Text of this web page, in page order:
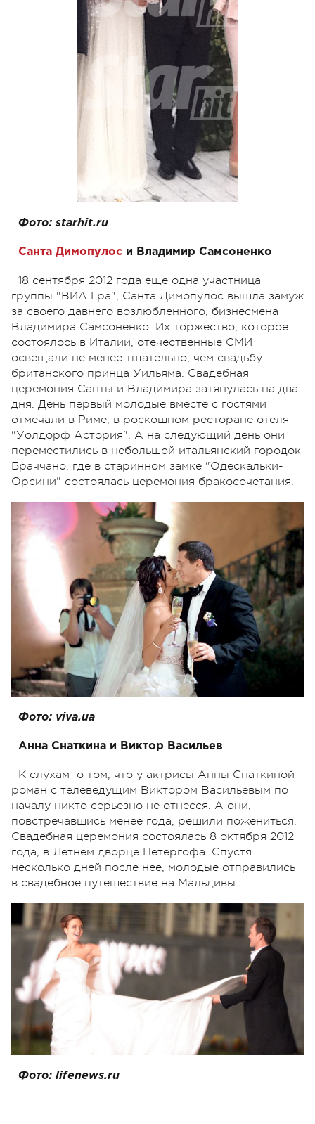
Фото: starhit.ru
Санта Димопулос и Владимир Самсоненко
18 сентября 2012 года еще одна участница
группы "ВИА Гра", Санта Димопулос вышла замуж
за своего давнего возлюбленного, бизнесмена
Владимира Самсоненко. Их торжество, которое
состоялось в Италии, отечественные СМИ
освещали не менее тщательно, чем свадьбу
британского принца Уильяма. Свадебная
церемония Санты и Владимира затянулась на два
дня. День первый молодые вместе с гостями
отмечали в Риме, в роскошном ресторане отеля
"Уолдорф Астория". А на следующий день они
переместились в небольшой итальянский городок
Браччано, где в старинном замке "Одескальки-
Орсини" состоялась церемония бракосочетания.
Фото: viva.ua
Анна Снаткина и Виктор Васильев
К слухам о том, что у актрисы Анны Снаткиной
роман с телеведущим Виктором Васильевым по
началу никто серьезно не отнесся. А они,
повстречавшись менее года, решили пожениться.
Свадебная церемония состоялась 8 октября 2012
года, в Летнем дворце Петергофа. Спустя
несколько дней после нее, молодые отправились
в свадебное путешествие на Мальдивы.
Фото: lifenews.ru